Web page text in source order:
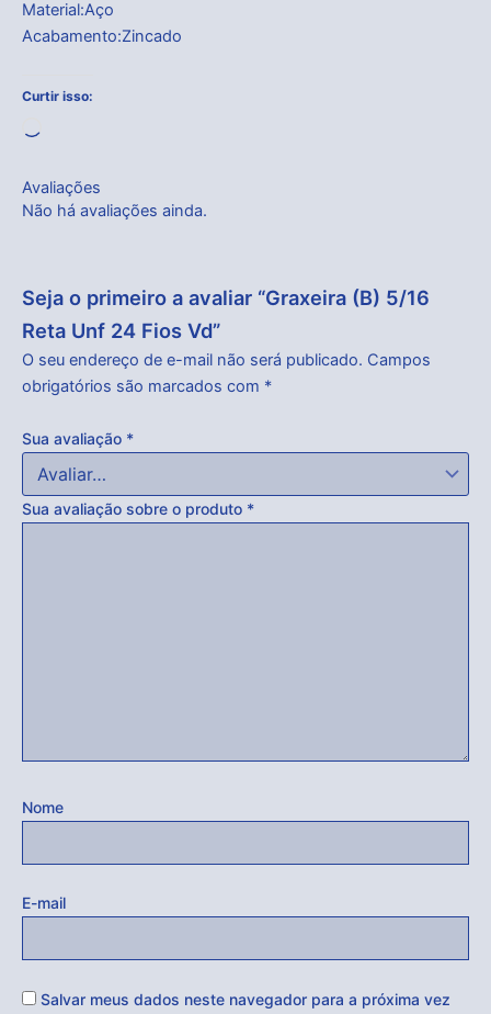
Material:Aço
Acabamento:Zincado
Curtir isso:
Avaliações
Não há avaliações ainda.
Seja o primeiro a avaliar “Graxeira (B) 5/16
Reta Unf 24 Fios Vd”
O seu endereço de e-mail não será publicado. Campos
obrigatórios são marcados com *
Sua avaliação *
Sua avaliação sobre o produto *
Nome
E-mail
Salvar meus dados neste navegador para a próxima vez